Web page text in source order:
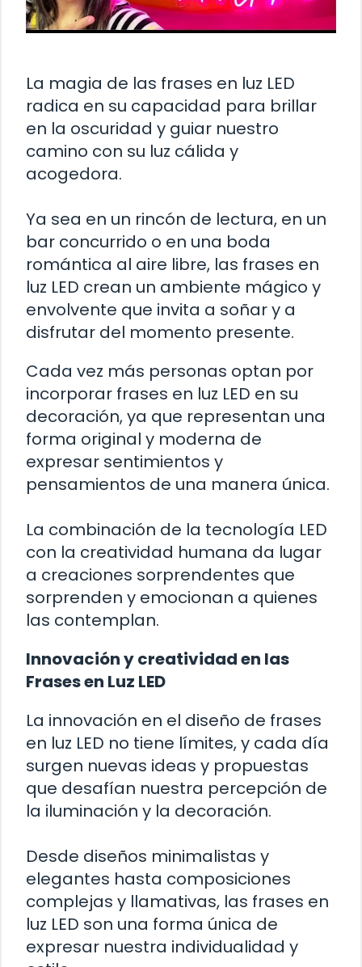
La magia de las frases en luz LED
radica en su capacidad para brillar
en la oscuridad y guiar nuestro
camino con su luz cálida y
acogedora.
Ya sea en un rincón de lectura, en un
bar concurrido o en una boda
romántica al aire libre, las frases en
luz LED crean un ambiente mágico y
envolvente que invita a soñar y a
disfrutar del momento presente.
Cada vez más personas optan por
incorporar frases en luz LED en su
decoración, ya que representan una
forma original y moderna de
expresar sentimientos y
pensamientos de una manera única.
La combinación de la tecnología LED
con la creatividad humana da lugar
a creaciones sorprendentes que
sorprenden y emocionan a quienes
las contemplan.
Innovación y creatividad en las
Frases en Luz LED
La innovación en el diseño de frases
en luz LED no tiene límites, y cada día
surgen nuevas ideas y propuestas
que desafían nuestra percepción de
la iluminación y la decoración.
Desde diseños minimalistas y
elegantes hasta composiciones
complejas y llamativas, las frases en
luz LED son una forma única de
expresar nuestra individualidad y